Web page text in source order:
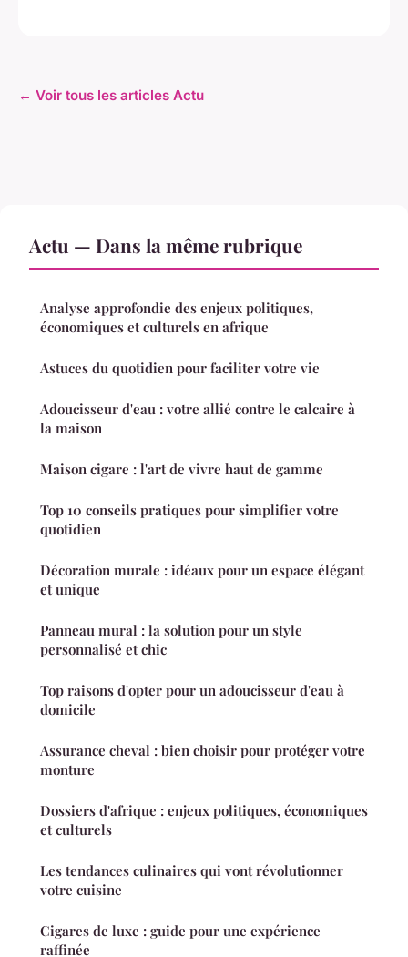
← Voir tous les articles Actu
Actu — Dans la même rubrique
Analyse approfondie des enjeux politiques,
économiques et culturels en afrique
Astuces du quotidien pour faciliter votre vie
Adoucisseur d'eau : votre allié contre le calcaire à
la maison
Maison cigare : l'art de vivre haut de gamme
Top 10 conseils pratiques pour simplifier votre
quotidien
Décoration murale : idéaux pour un espace élégant
et unique
Panneau mural : la solution pour un style
personnalisé et chic
Top raisons d'opter pour un adoucisseur d'eau à
domicile
Assurance cheval : bien choisir pour protéger votre
monture
Dossiers d'afrique : enjeux politiques, économiques
et culturels
Les tendances culinaires qui vont révolutionner
votre cuisine
Cigares de luxe : guide pour une expérience
raffinée